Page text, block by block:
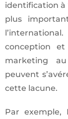
identification à
plus
conception
marketing
peuvent
cette lacune.
Par exemple,